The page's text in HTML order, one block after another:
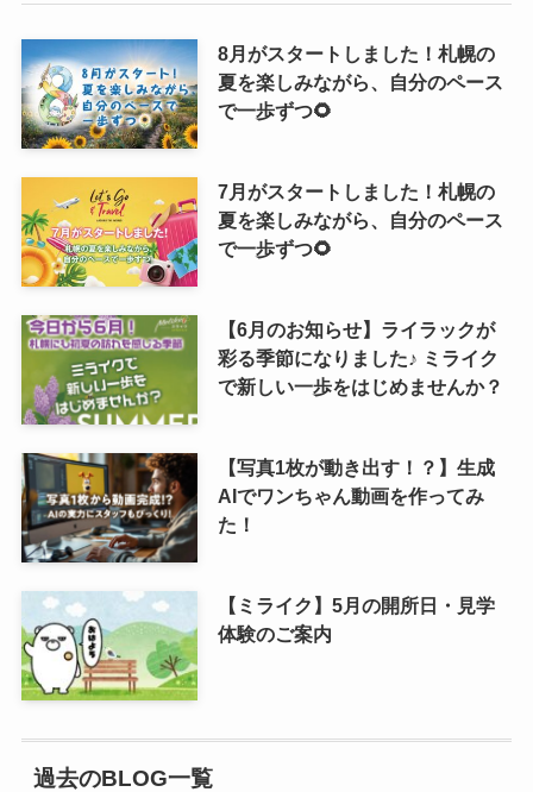
8月がスタートしました！札幌の
夏を楽しみながら、自分のペース
で一歩ずつ🌻
7月がスタートしました！札幌の
夏を楽しみながら、自分のペース
で一歩ずつ🌻
【6月のお知らせ】ライラックが
彩る季節になりました♪ ミライク
で新しい一歩をはじめませんか？
【写真1枚が動き出す！？】生成
AIでワンちゃん動画を作ってみ
た！
【ミライク】5月の開所日・見学
体験のご案内
過去のBLOG一覧